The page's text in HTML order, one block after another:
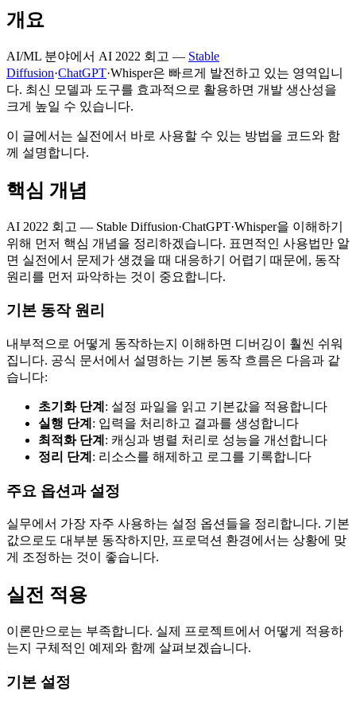
개요
AI/ML 분야에서 AI 2022 회고 — Stable
Diffusion·ChatGPT·Whisper은 빠르게 발전하고 있는 영역입니
다. 최신 모델과 도구를 효과적으로 활용하면 개발 생산성을
크게 높일 수 있습니다.
이 글에서는 실전에서 바로 사용할 수 있는 방법을 코드와 함
께 설명합니다.
핵심 개념
AI 2022 회고 — Stable Diffusion·ChatGPT·Whisper을 이해하기
위해 먼저 핵심 개념을 정리하겠습니다. 표면적인 사용법만 알
면 실전에서 문제가 생겼을 때 대응하기 어렵기 때문에, 동작
원리를 먼저 파악하는 것이 중요합니다.
기본 동작 원리
내부적으로 어떻게 동작하는지 이해하면 디버깅이 훨씬 쉬워
집니다. 공식 문서에서 설명하는 기본 동작 흐름은 다음과 같
습니다:
초기화 단계 : 설정 파일을 읽고 기본값을 적용합니다
실행 단계 : 입력을 처리하고 결과를 생성합니다
최적화 단계 : 캐싱과 병렬 처리로 성능을 개선합니다
정리 단계 : 리소스를 해제하고 로그를 기록합니다
주요 옵션과 설정
실무에서 가장 자주 사용하는 설정 옵션들을 정리합니다. 기본
값으로도 대부분 동작하지만, 프로덕션 환경에서는 상황에 맞
게 조정하는 것이 좋습니다.
실전 적용
이론만으로는 부족합니다. 실제 프로젝트에서 어떻게 적용하
는지 구체적인 예제와 함께 살펴보겠습니다.
기본 설정